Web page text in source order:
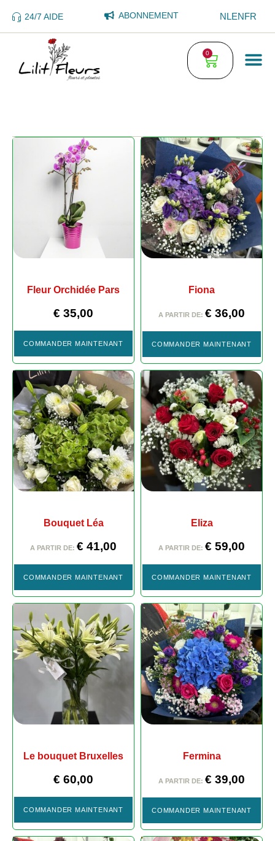
24/7 AIDE ABONNEMENT NLENFR
0
Fleur Orchidée Pars
€ 35,00
COMMANDER MAINTENANT
Fiona
A PARTIR DE: € 36,00
COMMANDER MAINTENANT
Bouquet Léa
A PARTIR DE: € 41,00
COMMANDER MAINTENANT
Eliza
A PARTIR DE: € 59,00
COMMANDER MAINTENANT
Le bouquet Bruxelles
€ 60,00
COMMANDER MAINTENANT
Fermina
A PARTIR DE: € 39,00
COMMANDER MAINTENANT